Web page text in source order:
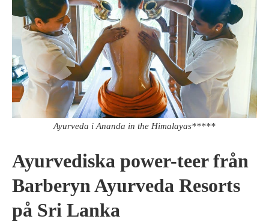
Ayurveda i Ananda in the Himalayas*****
Ayurvediska power-teer från
Barberyn Ayurveda Resorts
på Sri Lanka